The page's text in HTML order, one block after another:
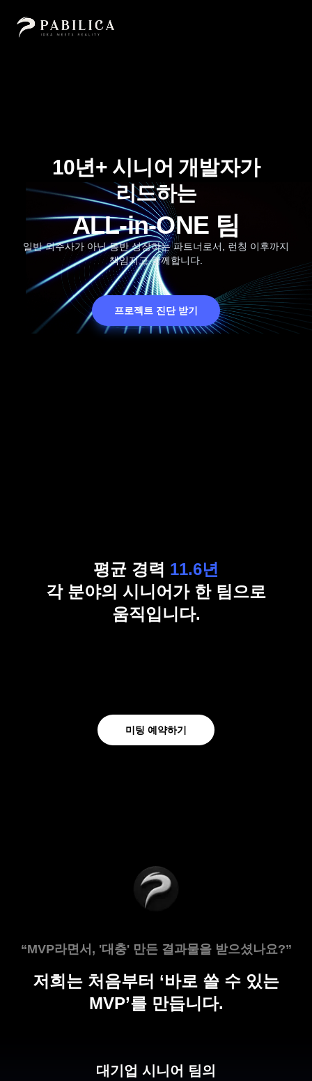
10년+ 시니어 개발자가
리드하는
ALL-in-ONE 팀
일반 외주사가 아닌 동반 성장하는 파트너로서, 런칭 이후까지
책임지고 함께합니다.
프로젝트 진단 받기
평균 경력 11.6년
각 분야의 시니어가 한 팀으로
움직입니다.
미팅 예약하기
저희는 CTO가 직접 리드합니다.
“MVP라면서, '대충' 만든 결과물을 받으셨나요?”
저희는 처음부터 ‘바로 쓸 수 있는
MVP’를 만듭니다.
대기업 시니어 팀의